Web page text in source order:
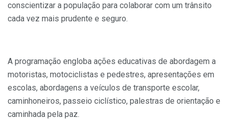
conscientizar a população para colaborar com um trânsito
cada vez mais prudente e seguro.
A programação engloba ações educativas de abordagem a
motoristas, motociclistas e pedestres, apresentações em
escolas, abordagens a veículos de transporte escolar,
caminhoneiros, passeio ciclístico, palestras de orientação e
caminhada pela paz.